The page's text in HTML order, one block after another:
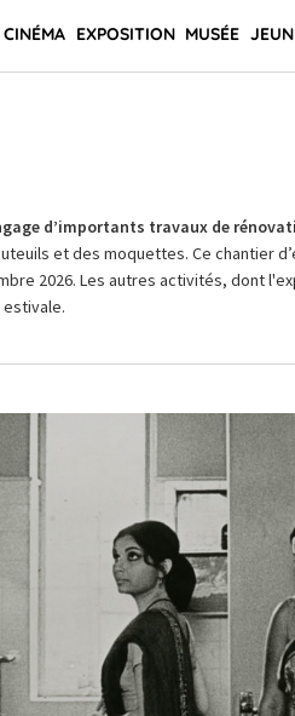
CINÉMA EXPOSITION MUSÉE
d’importants travaux de
et des moquettes. Ce chantier
2026. Les autres activités, dont